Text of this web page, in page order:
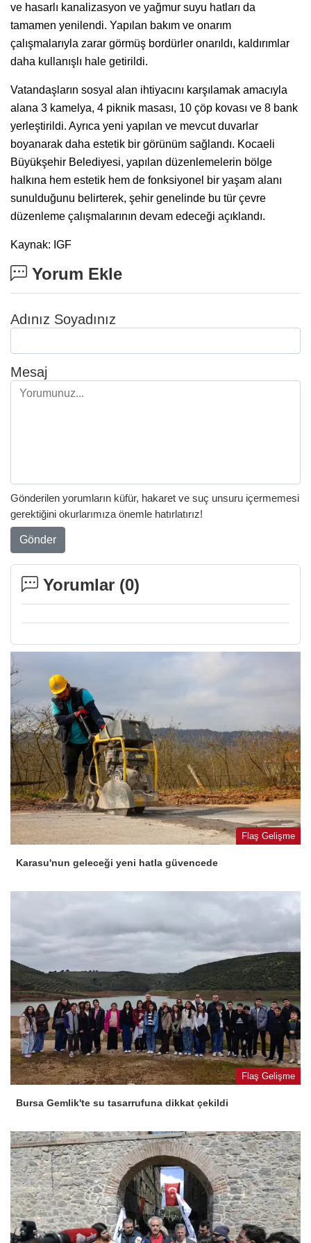
ve hasarlı kanalizasyon ve yağmur suyu hatları da
tamamen yenilendi. Yapılan bakım ve onarım
çalışmalarıyla zarar görmüş bordürler onarıldı, kaldırımlar
daha kullanışlı hale getirildi.
Vatandaşların sosyal alan ihtiyacını karşılamak amacıyla
alana 3 kamelya, 4 piknik masası, 10 çöp kovası ve 8 bank
yerleştirildi. Ayrıca yeni yapılan ve mevcut duvarlar
boyanarak daha estetik bir görünüm sağlandı. Kocaeli
Büyükşehir Belediyesi, yapılan düzenlemelerin bölge
halkına hem estetik hem de fonksiyonel bir yaşam alanı
sunulduğunu belirterek, şehir genelinde bu tür çevre
düzenleme çalışmalarının devam edeceği açıklandı.
Kaynak: IGF
Yorum Ekle
Adınız Soyadınız
Mesaj
Gönderilen yorumların küfür, hakaret ve suç unsuru içermemesi
gerektiğini okurlarımıza önemle hatırlatırız!
Gönder
Yorumlar (0)
Flaş Gelişme
Karasu'nun geleceği yeni hatla güvencede
Flaş Gelişme
Bursa Gemlik'te su tasarrufuna dikkat çekildi